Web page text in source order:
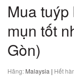
Mua
mụn tốt
Gòn)
Hãng: Malaysia | Hết